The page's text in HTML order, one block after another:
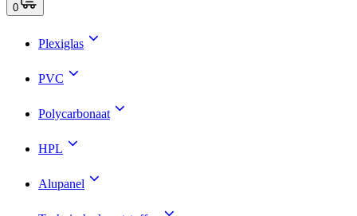
0
Plexiglas
PVC
Polycarbonaat
HPL
Alupanel